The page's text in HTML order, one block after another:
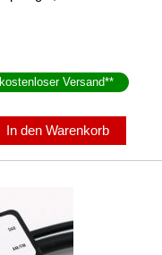
kostenloser Versand**
In den Warenkorb